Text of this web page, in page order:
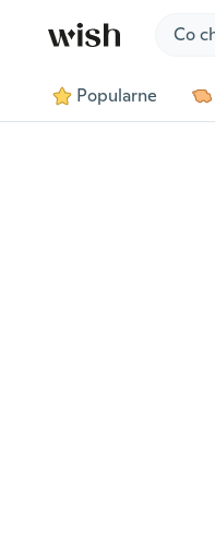
Popularne